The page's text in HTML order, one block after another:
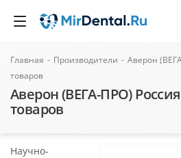
Главная - Производители - Аверон
товаров
Аверон (ВЕГА-ПРО)
товаров
Научно-